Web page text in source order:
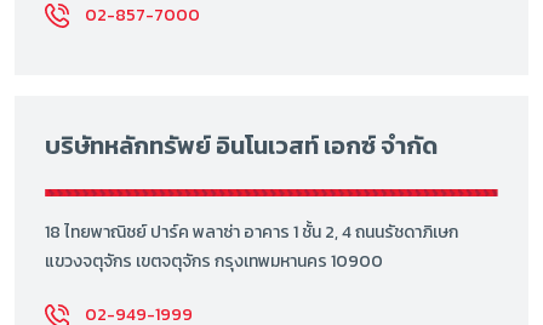
02-857-7000
บริษัทหลักทรัพย์ อินโนเวสท์ เอกซ์ จำกัด
18 ไทยพาณิชย์ ปาร์ค พลาซ่า อาคาร 1 ชั้น 2, 4 ถนนรัชดาภิเษก
แขวงจตุจักร เขตจตุจักร กรุงเทพมหานคร 10900
02-949-1999